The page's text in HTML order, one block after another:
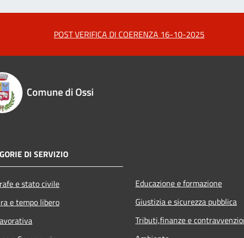
POST VERIFICA DI COERENZA 16-10-2025
Comune di Ossi
DI SERVIZIO
e stato civile
e tempo libero
Educazione e formazione
Giustizia e sicurezza pubblica
Tributi,finanze e